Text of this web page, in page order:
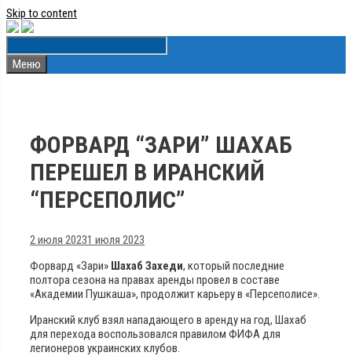
Skip to content
Меню
ФОРВАРД “ЗАРИ” ШАХАБ
ПЕРЕШЕЛ В ИРАНСКИЙ
“ПЕРСЕПОЛИС”
2 июля 20231 июля 2023
Форвард «Зари» Шахаб Захеди, который последние
полтора сезона на правах аренды провел в составе
«Академии Пушкаша», продолжит карьеру в «Персеполисе».
Иранский клуб взял нападающего в аренду на год, Шахаб
для перехода воспользовался правилом ФИФА для
легионеров украинских клубов.